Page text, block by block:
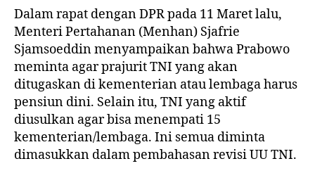
Dalam rapat dengan DPR pada 11 Maret lalu,
Menteri Pertahanan (Menhan) Sjafrie
Sjamsoeddin menyampaikan bahwa Prabowo
meminta agar prajurit TNI yang akan
ditugaskan di kementerian atau lembaga harus
pensiun dini. Selain itu, TNI yang aktif
diusulkan agar bisa menempati 15
kementerian/lembaga. Ini semua diminta
dimasukkan dalam pembahasan revisi UU TNI.